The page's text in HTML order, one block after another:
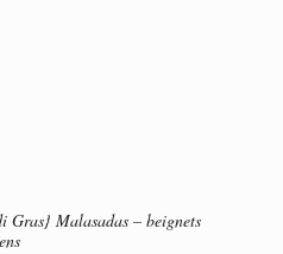
Gras} Malasadas – beignets